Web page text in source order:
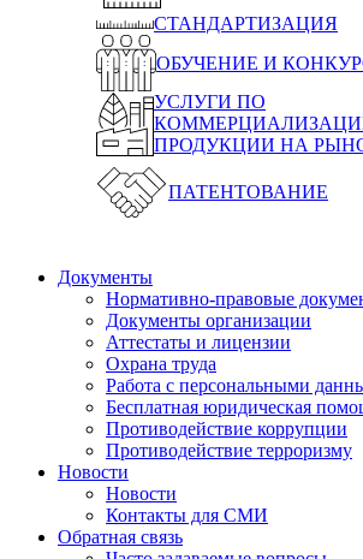
СТАНДАРТИЗАЦИЯ
ОБУЧЕНИЕ И
УСЛУГИ ПО
ПРОДУКЦИИ НА
ПАТЕНТОВАНИЕ
Документы
Нормативно-правовые
Документы организации
Аттестаты и лицензии
Охрана труда
Работа с персональными
Бесплатная юридическая
Противодействие коррупции
Противодействие терроризму
Новости
Новости
Контакты для СМИ
Обратная связь